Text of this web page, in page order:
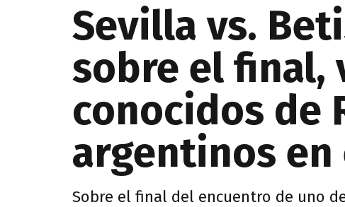
Sevilla vs.
sobre el final,
conocidos de
argentinos en
Sobre el final del encuentro de uno